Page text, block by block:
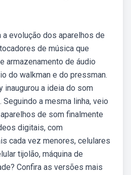
evolução dos aparelhos de
de música que
armazenamento de áudio
do walkman e do pressman.
inaugurou a ideia do som
a mesma linha, veio
de som finalmente
digitais, com
cada vez menores, celulares
tijolão, máquina de
Confira as versões mais